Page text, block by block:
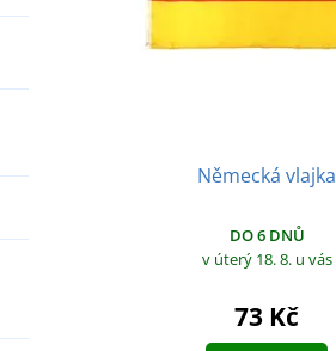
Německá vlajka
DO 6 DNŮ
v úterý 18. 8. u vás
73 Kč